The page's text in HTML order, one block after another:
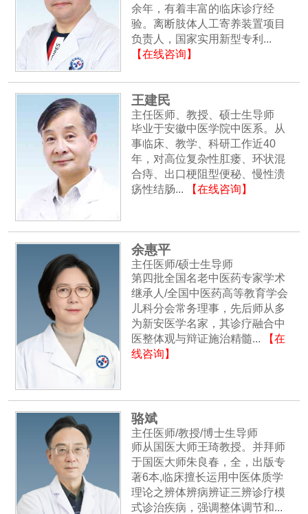
余年，有着丰富的临床诊疗经
验。离断肢体人工寄养装置项目
负责人，国家实用新型专利...
【在线咨询】
王建民
主任医师、教授、硕士生导师
毕业于安徽中医学院中医系。从
事临床、教学、科研工作近40
年，对高位复杂性肛瘘、环状混
合痔、出口梗阻型便秘、慢性溃
疡性结肠... 【在线咨询】
余惠平
主任医师/硕士生导师
第四批全国名老中医药专家学术
继承人/全国中医药高等教育学会
儿科分会常务理事，先后师从多
为新安医学名家，其诊疗融合中
医整体观与辩证施治精髓... 【在
线咨询】
骆斌
主任医师/教授/博士生导师
师从国医大师王琦教授。并拜师
于国医大师朱良春，全，出版专
著6本,临床擅长运用中医体质学
理论之辨体辨病辨证三辨诊疗模
式诊治疾病，强调整体调节和...